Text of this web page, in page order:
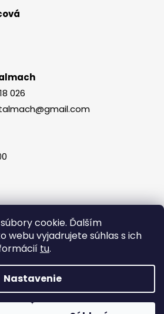
cookie. Ďalším
webu vyjadrujete súhlas s ich
tu.
Nastavenie
026
zatvorené
Vytvoril Shoptet